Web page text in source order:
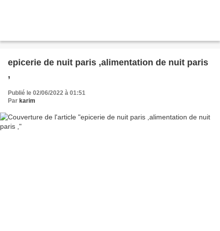
epicerie de nuit paris ,alimentation de nuit paris
,
Publié le 02/06/2022 à 01:51
Par karim